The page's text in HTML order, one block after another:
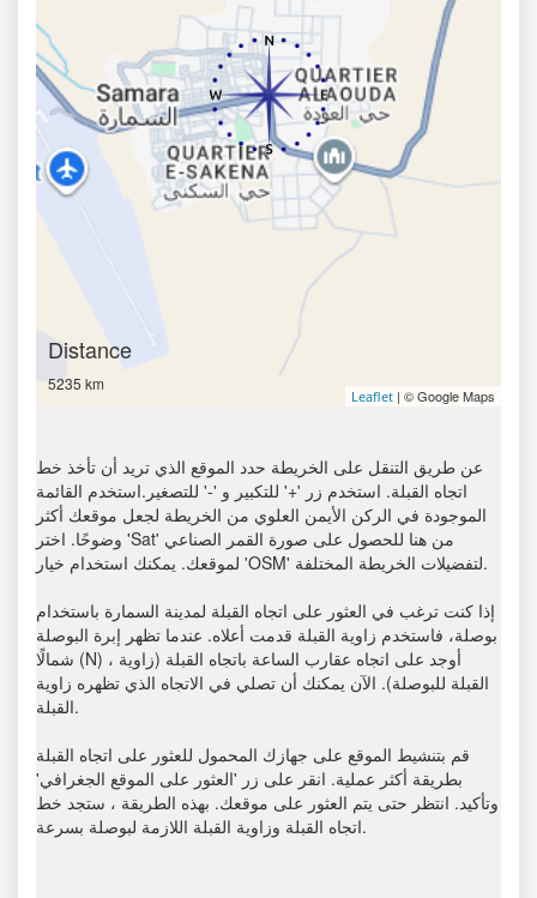
Distance
5235 km
Leaflet | © Google Maps
عن طريق التنقل على الخريطة حدد الموقع الذي تريد أن تأخذ خط
اتجاه القبلة. استخدم زر '+' للتكبير و '-' للتصغير.استخدم القائمة
الموجودة في الركن الأيمن العلوي من الخريطة لجعل موقعك أكثر
وضوحًا. اختر 'Sat' من هنا للحصول على صورة القمر الصناعي
لموقعك. يمكنك استخدام خيار 'OSM' لتفضيلات الخريطة المختلفة.
إذا كنت ترغب في العثور على اتجاه القبلة لمدينة السمارة باستخدام
بوصلة، فاستخدم زاوية القبلة قدمت أعلاه. عندما تظهر إبرة البوصلة
شمالًا (N) ، أوجد على اتجاه عقارب الساعة باتجاه القبلة (زاوية
القبلة للبوصلة). الآن يمكنك أن تصلي في الاتجاه الذي تظهره زاوية
القبلة.
قم بتنشيط الموقع على جهازك المحمول للعثور على اتجاه القبلة
بطريقة أكثر عملية. انقر على زر 'العثور على الموقع الجغرافي'
وتأكيد. انتظر حتى يتم العثور على موقعك. بهذه الطريقة ، ستجد خط
اتجاه القبلة وزاوية القبلة اللازمة لبوصلة بسرعة.